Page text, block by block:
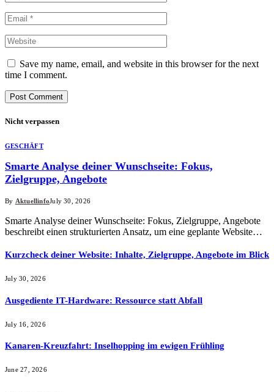
Save my name, email, and website in this browser for the next
time I comment.
Nicht verpassen
GESCHÄFT
Smarte Analyse deiner Wunschseite: Fokus,
Zielgruppe, Angebote
By AktuellinfoJuly 30, 2026
Smarte Analyse deiner Wunschseite: Fokus, Zielgruppe, Angebote
beschreibt einen strukturierten Ansatz, um eine geplante Website…
Kurzcheck deiner Website: Inhalte, Zielgruppe, Angebote im Blick
July 30, 2026
Ausgediente IT-Hardware: Ressource statt Abfall
July 16, 2026
Kanaren-Kreuzfahrt: Inselhopping im ewigen Frühling
June 27, 2026